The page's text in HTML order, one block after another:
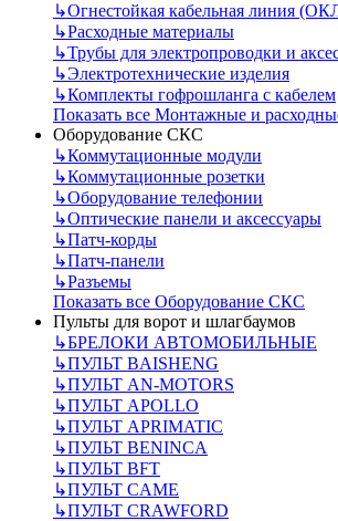
↳Огнестойкая кабельная линия
↳Расходные материалы
↳Трубы для электропроводки и
↳Электротехнические изделия
↳Комплекты гофрошланга с кабелем
Показать все Монтажные и
Оборудование СКС
↳Коммутационные модули
↳Коммутационные розетки
↳Оборудование телефонии
↳Оптические панели и аксессуары
↳Патч-корды
↳Патч-панели
↳Разъемы
Показать все Оборудование СКС
Пульты для ворот и шлагбаумов
↳БРЕЛОКИ АВТОМОБИЛЬНЫЕ
↳ПУЛЬТ BAISHENG
↳ПУЛЬТ AN-MOTORS
↳ПУЛЬТ APOLLO
↳ПУЛЬТ APRIMATIC
↳ПУЛЬТ BENINCA
↳ПУЛЬТ BFT
↳ПУЛЬТ CAME
↳ПУЛЬТ CRAWFORD